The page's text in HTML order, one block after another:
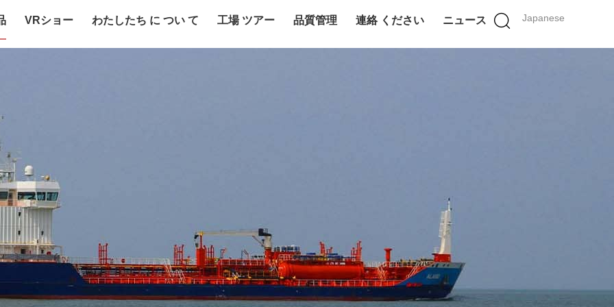
Japanese
VRショー わたしたち に つい て 工場 ツアー 品質管理 連絡 ください ニュース